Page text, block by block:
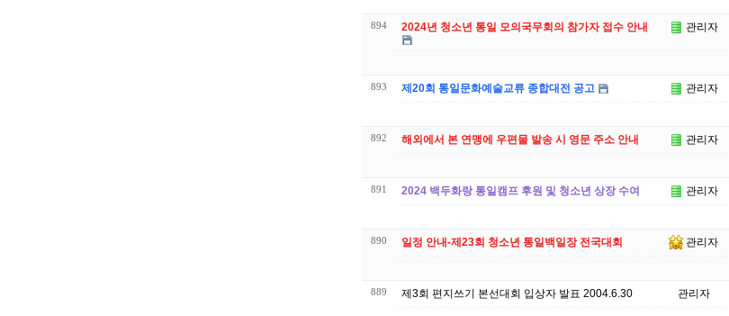
894 2024년 청소년 통일 모의국무회의 참가자 접수 안내 관리자
893 제20회 통일문화예술교류 종합대전 공고 관리자
892 해외에서 본 연맹에 우편물 발송 시 영문 주소 안내 관리자
891 2024 백두화랑 통일캠프 후원 및 청소년 상장 수여 관리자
890 일정 안내-제23회 청소년 통일백일장 전국대회 관리자
889 제3회 편지쓰기 본선대회 입상자 발표 2004.6.30 관리자